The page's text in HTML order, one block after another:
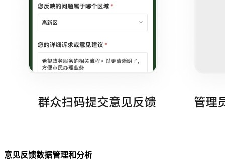
意见反馈数据管理和分析